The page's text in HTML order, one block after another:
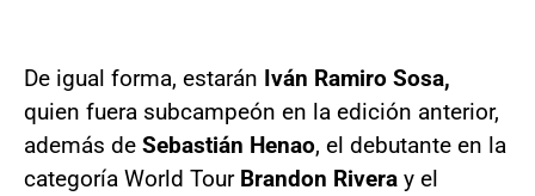
De igual forma, estarán Iván Ramiro Sosa,
quien fuera subcampeón en la edición anterior,
además de Sebastián Henao, el debutante en la
categoría World Tour Brandon Rivera y el